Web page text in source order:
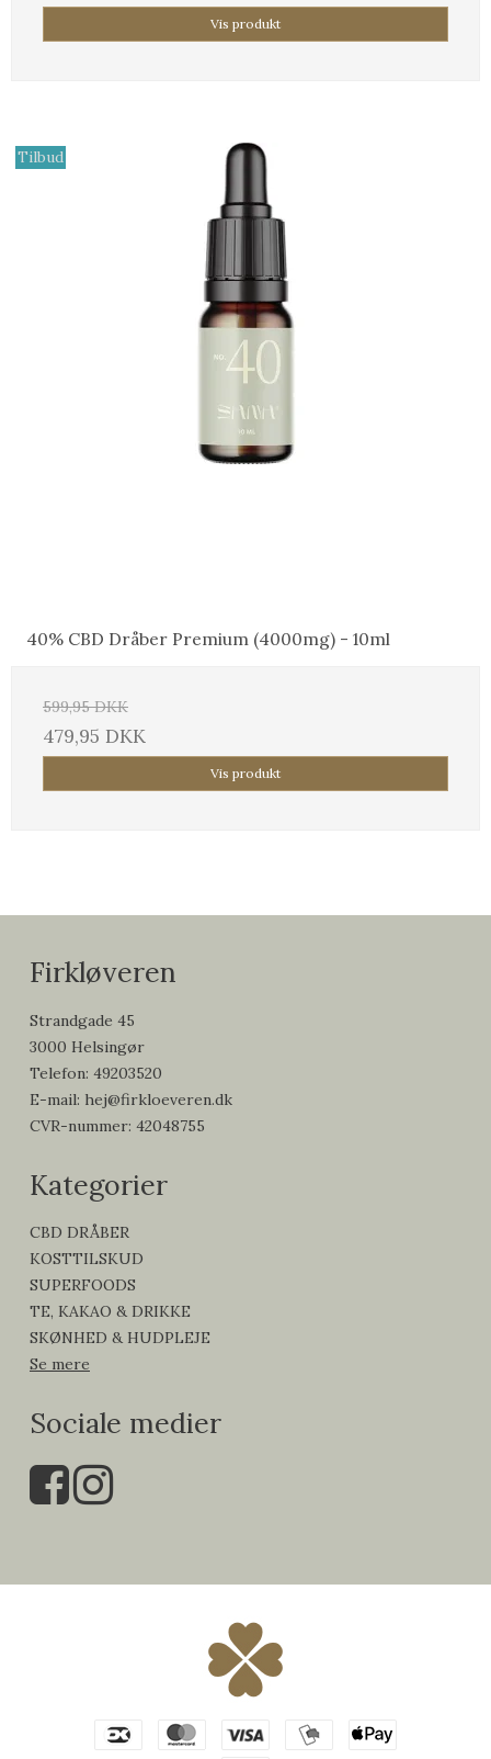
Vis produkt
Tilbud
40% CBD Dråber Premium (4000mg) - 10ml
599,95 DKK
479,95 DKK
Vis produkt
Firkløveren
Strandgade 45
3000 Helsingør
Telefon: 49203520
E-mail: hej@firkloeveren.dk
CVR-nummer: 42048755
Kategorier
CBD DRÅBER
KOSTTILSKUD
SUPERFOODS
TE, KAKAO & DRIKKE
SKØNHED & HUDPLEJE
Se mere
Sociale medier